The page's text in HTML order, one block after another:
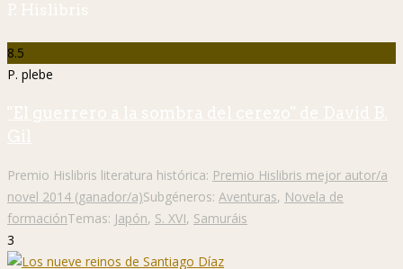
P. Hislibris
8.5
P. plebe
"El guerrero a la sombra del cerezo" de David B.
Gil
Premio Hislibris literatura histórica: Premio Hislibris mejor autor/a
novel 2014 (ganador/a)Subgéneros: Aventuras, Novela de
formaciónTemas: Japón, S. XVI, Samuráis
3